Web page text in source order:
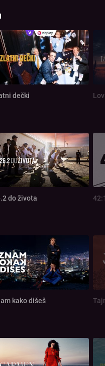
dečki
do života
kako dišeš